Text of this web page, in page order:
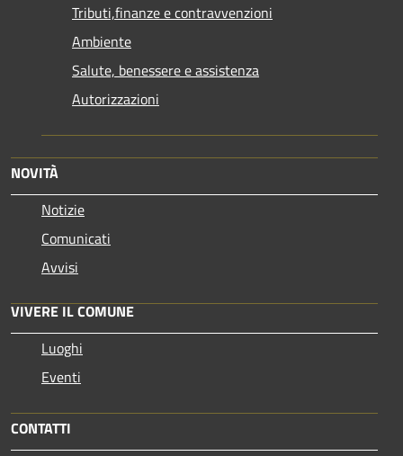
Tributi,finanze e contravvenzioni
Ambiente
Salute, benessere e assistenza
Autorizzazioni
NOVITÀ
Notizie
Comunicati
Avvisi
VIVERE IL COMUNE
Luoghi
Eventi
CONTATTI